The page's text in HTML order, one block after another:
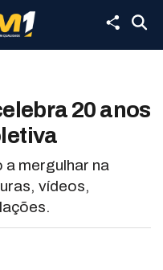
20 anos
a mergulhar na
vídeos,